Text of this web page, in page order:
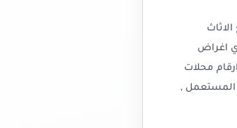
اغراض
محلات
المستعمل ,